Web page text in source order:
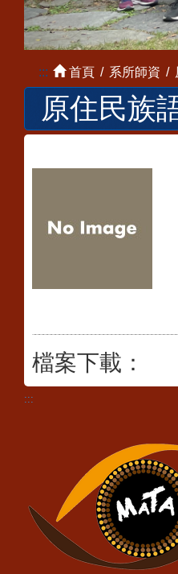
::: 首頁 系所師資
原住民族
檔案下載：
:::